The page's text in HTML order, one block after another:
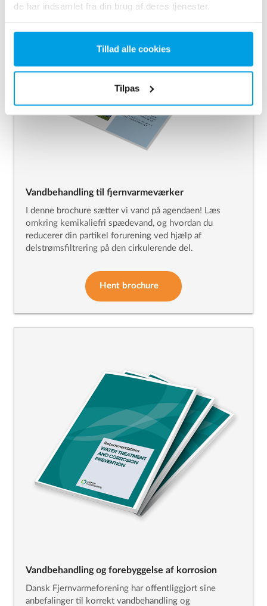
de har indsamlet fra din brug af deres tjenester.
Tillad alle cookies
Tilpas
Vandbehandling til fjernvarmeværker
I denne brochure sætter vi vand på agendaen! Læs
omkring kemikaliefri spædevand, og hvordan du
reducerer din partikel forurening ved hjælp af
delstrømsfiltrering på den cirkulerende del.
Hent brochure
Vandbehandling og forebyggelse af korrosion
Dansk Fjernvarmeforening har offentliggjort sine
anbefalinger til korrekt vandbehandling og